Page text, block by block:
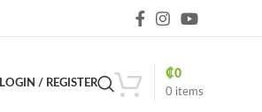
LOGIN / REGISTER
0 items
₡0